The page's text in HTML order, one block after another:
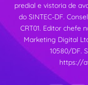
predial e vistoria de
do SINTEC-DF.
CRT01. Editor chefe
Marketing Digital
10580/DF.
https://